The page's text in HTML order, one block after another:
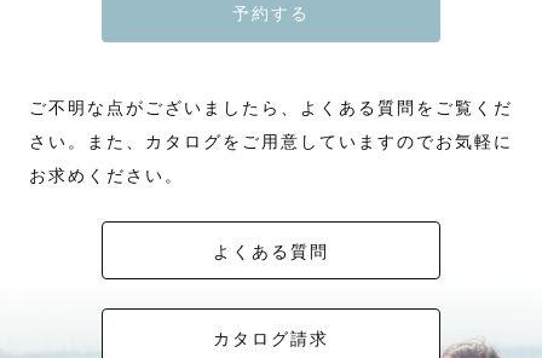
予約する
ご不明な点がございましたら、よくある質問をご覧くだ
さい。また、カタログをご用意していますのでお気軽に
お求めください。
よくある質問
カタログ請求